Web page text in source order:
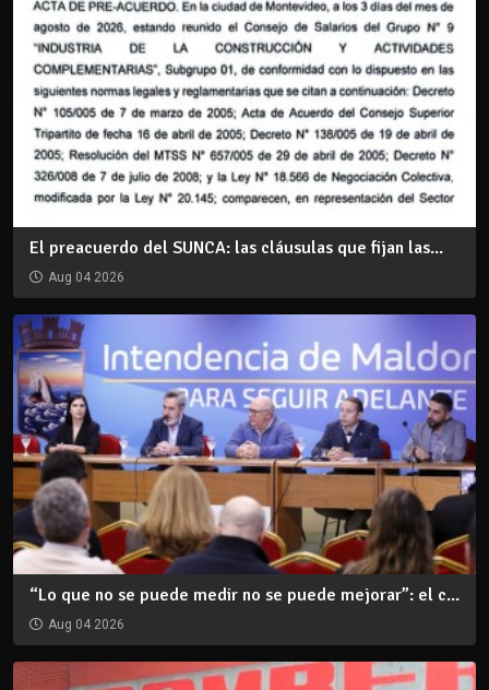
El preacuerdo del SUNCA: las cláusulas que fijan las...
Aug 04 2026
“Lo que no se puede medir no se puede mejorar”: el c...
Aug 04 2026